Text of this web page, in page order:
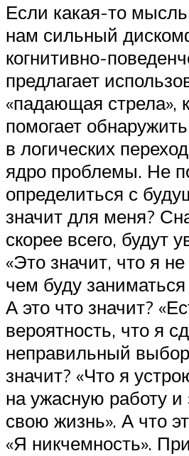
Если какая-то
нам сильный
когнитивно-
предлагает
«падающая стрела»,
помогает
в логических
ядро проблемы. Не
определиться с
значит для меня?
скорее всего, будут
«Это значит, что я
чем буду
А это что значит?
вероятность, что я
неправильный
значит? «Что я
на ужасную работу и
свою жизнь». А что
«Я никчемность».